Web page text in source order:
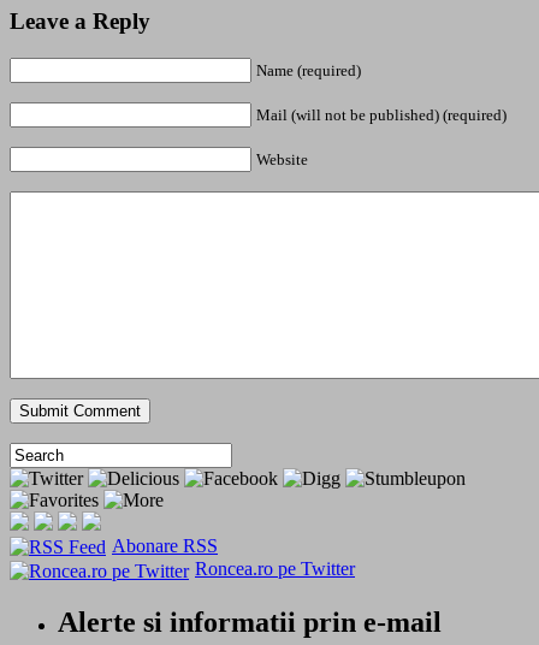
Leave a Reply
Name (required)
Mail (will not be published) (required)
Website
Abonare RSS
Roncea.ro pe Twitter
Alerte si informatii prin e-mail